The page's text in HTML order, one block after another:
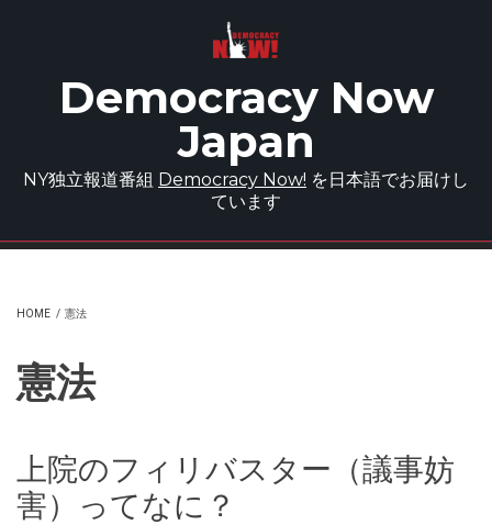
Democracy Now
Japan
NY独立報道番組 Democracy Now! を日本語でお届けし
ています
HOME / 憲法
憲法
上院のフィリバスター（議事妨
害）ってなに？